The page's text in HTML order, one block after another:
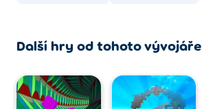
Další hry od tohoto vývojáře